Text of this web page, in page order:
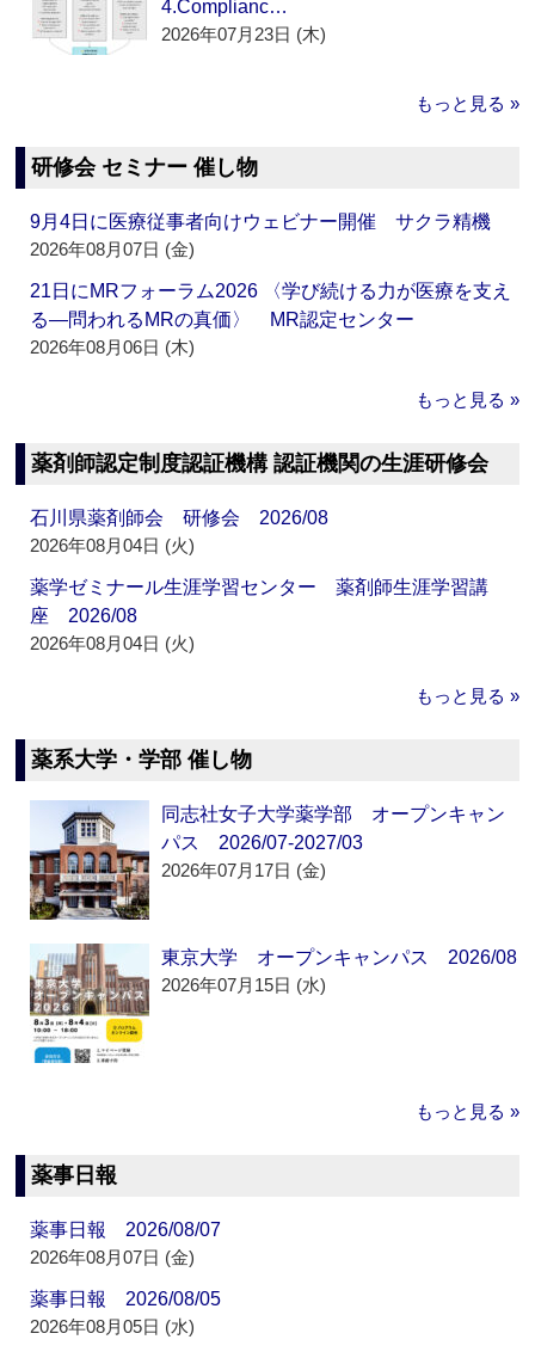
4.Complianc…
2026年07月23日 (木)
もっと見る »
研修会 セミナー 催し物
9月4日に医療従事者向けウェビナー開催 サクラ精機
2026年08月07日 (金)
21日にMRフォーラム2026 〈学び続ける力が医療を支え
る―問われるMRの真価〉 MR認定センター
2026年08月06日 (木)
もっと見る »
薬剤師認定制度認証機構 認証機関の生涯研修会
石川県薬剤師会 研修会 2026/08
2026年08月04日 (火)
薬学ゼミナール生涯学習センター 薬剤師生涯学習講
座 2026/08
2026年08月04日 (火)
もっと見る »
薬系大学・学部 催し物
同志社女子大学薬学部 オープンキャン
パス 2026/07-2027/03
2026年07月17日 (金)
東京大学 オープンキャンパス 2026/08
2026年07月15日 (水)
もっと見る »
薬事日報
薬事日報 2026/08/07
2026年08月07日 (金)
薬事日報 2026/08/05
2026年08月05日 (水)